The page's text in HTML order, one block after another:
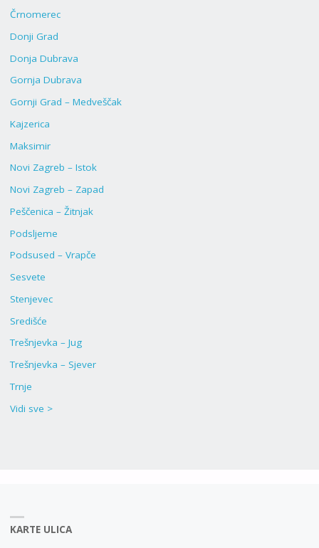
Črnomerec
Donji Grad
Donja Dubrava
Gornja Dubrava
Gornji Grad – Medveščak
Kajzerica
Maksimir
Novi Zagreb – Istok
Novi Zagreb – Zapad
Peščenica – Žitnjak
Podsljeme
Podsused – Vrapče
Sesvete
Stenjevec
Središće
Trešnjevka – Jug
Trešnjevka – Sjever
Trnje
Vidi sve >
KARTE ULICA